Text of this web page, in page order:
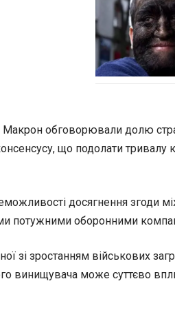
обговорювали долю
що подолати
досягнення згоди
потужними оборонними
зі зростанням військових
може суттєво